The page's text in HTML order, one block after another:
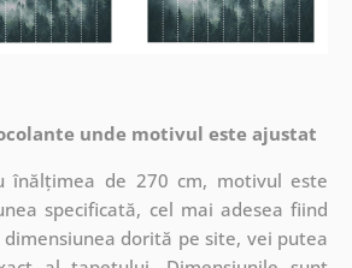
unde motivul este ajustat
înălțimea de 270 cm, motivul este
specificată, cel mai adesea fiind
dimensiunea dorită pe site, vei putea